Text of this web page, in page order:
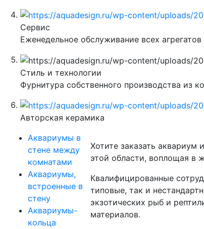
Сервис
Еженедельное обслуживание всех
Стиль и технологии
Фурнитура собственного производства из
Авторская керамика
Аквариумы в
стене между
комнатами
Аквариумы,
встроенные в
стену
Аквариумы-
кольца
Хотите заказать
этой области, воплощая в
Квалифицированные
типовые, так и
экзотических рыб и
материалов.